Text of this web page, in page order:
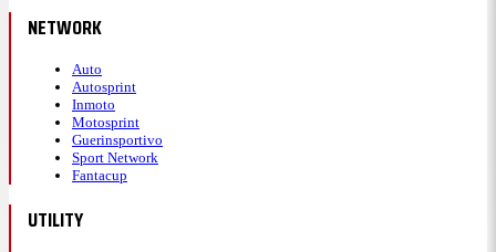
NETWORK
Auto
Autosprint
Inmoto
Motosprint
Guerinsportivo
Sport Network
Fantacup
UTILITY